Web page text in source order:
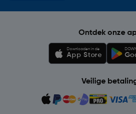
Ontdek onze
Downloaden in de
App Store
Veilige